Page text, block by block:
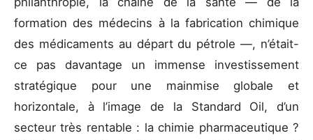
formation des médecins à la fabrication chimique
des médicaments au départ du pétrole —, n’était-
ce pas davantage un immense investissement
stratégique pour une mainmise globale et
horizontale, à l’image de la Standard Oil, d’un
secteur très rentable : la chimie pharmaceutique ?